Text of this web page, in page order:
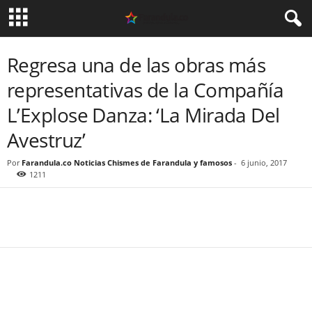
Regresa una de las obras más
representativas de la Compañía
L’Explose Danza: ‘La Mirada Del
Avestruz’
Por Farandula.co Noticias Chismes de Farandula y famosos - 6 junio, 2017
1211